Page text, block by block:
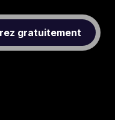
gratuitement